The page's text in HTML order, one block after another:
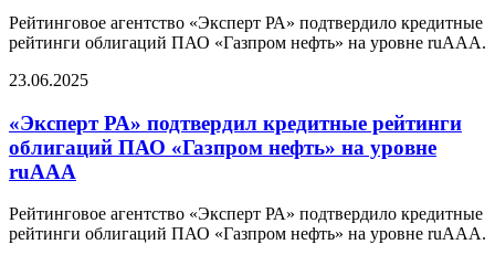
Рейтинговое агентство «Эксперт РА» подтвердило кредитные
рейтинги облигаций ПАО «Газпром нефть» на уровне ruAAA.
23.06.2025
«Эксперт РА» подтвердил кредитные рейтинги
облигаций ПАО «Газпром нефть» на уровне
ruAAA
Рейтинговое агентство «Эксперт РА» подтвердило кредитные
рейтинги облигаций ПАО «Газпром нефть» на уровне ruAAA.